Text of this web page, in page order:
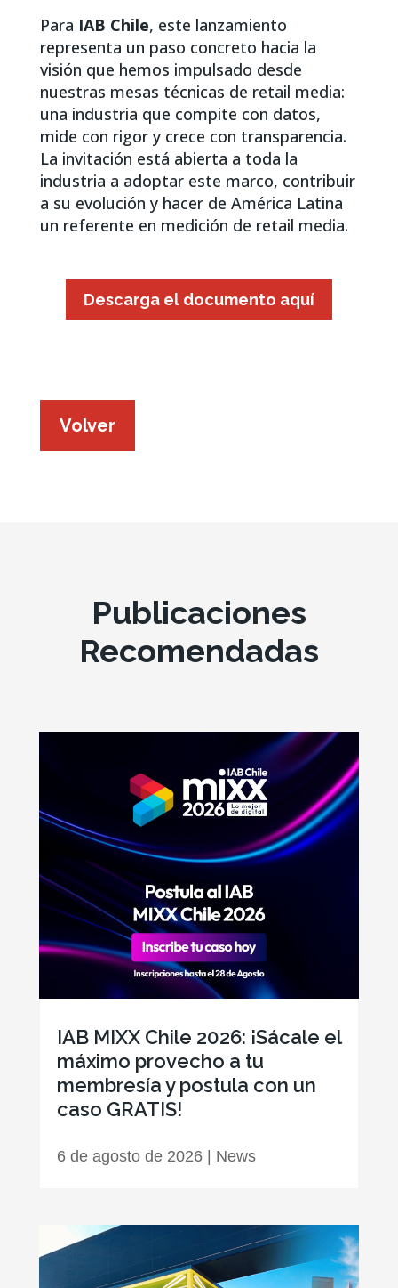
Para IAB Chile, este lanzamiento
representa un paso concreto hacia la
visión que hemos impulsado desde
nuestras mesas técnicas de retail media:
una industria que compite con datos,
mide con rigor y crece con transparencia.
La invitación está abierta a toda la
industria a adoptar este marco, contribuir
a su evolución y hacer de América Latina
un referente en medición de retail media.
Descarga el documento aquí
Volver
Publicaciones
Recomendadas
IAB MIXX Chile 2026: ¡Sácale el
máximo provecho a tu
membresía y postula con un
caso GRATIS!
6 de agosto de 2026| News